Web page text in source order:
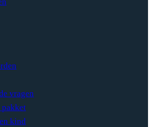
vragen
pakket
kind